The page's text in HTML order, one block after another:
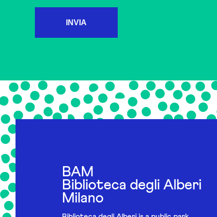
INVIA
BAM
Biblioteca degli Alberi
Milano